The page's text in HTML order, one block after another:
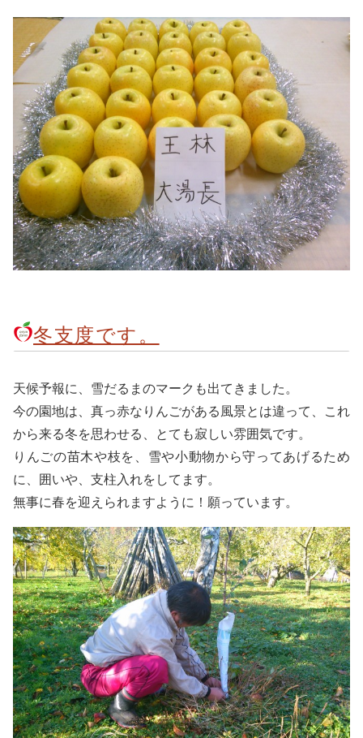
冬支度です。
天候予報に、雪だるまのマークも出てきました。
今の園地は、真っ赤なりんごがある風景とは違って、これ
から来る冬を思わせる、とても寂しい雰囲気です。
りんごの苗木や枝を、雪や小動物から守ってあげるため
に、囲いや、支柱入れをしてます。
無事に春を迎えられますように！願っています。